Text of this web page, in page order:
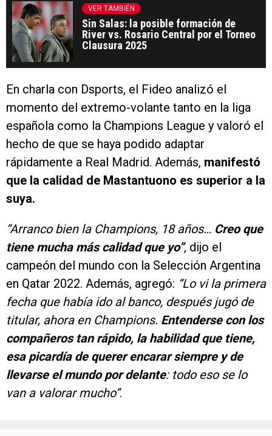
VER TAMBIÉN
Sin Salas: la posible formación de
River vs. Rosario Central por el Torneo
Clausura 2025
En charla con Dsports, el Fideo analizó el
momento del extremo-volante tanto en la liga
española como la Champions League y valoró el
hecho de que se haya podido adaptar
rápidamente a Real Madrid. Además, manifestó
que la calidad de Mastantuono es superior a la
suya.
“Arranco bien la Champions, 18 años… Creo que
tiene mucha más calidad que yo”, dijo el
campeón del mundo con la Selección Argentina
en Qatar 2022. Además, agregó: “Lo vi la primera
fecha que había ido al banco, después jugó de
titular, ahora en Champions. Entenderse con los
compañeros tan rápido, la habilidad que tiene,
esa picardía de querer encarar siempre y de
llevarse el mundo por delante: todo eso se lo
van a valorar mucho”.